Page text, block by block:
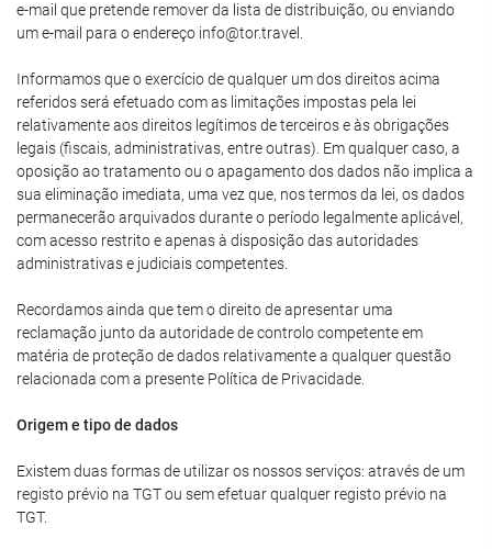
e-mail que pretende remover da lista de distribuição, ou enviando
um e-mail para o endereço info@tor.travel.
Informamos que o exercício de qualquer um dos direitos acima
referidos será efetuado com as limitações impostas pela lei
relativamente aos direitos legítimos de terceiros e às obrigações
legais (fiscais, administrativas, entre outras). Em qualquer caso, a
oposição ao tratamento ou o apagamento dos dados não implica a
sua eliminação imediata, uma vez que, nos termos da lei, os dados
permanecerão arquivados durante o período legalmente aplicável,
com acesso restrito e apenas à disposição das autoridades
administrativas e judiciais competentes.
Recordamos ainda que tem o direito de apresentar uma
reclamação junto da autoridade de controlo competente em
matéria de proteção de dados relativamente a qualquer questão
relacionada com a presente Política de Privacidade.
Origem e tipo de dados
Existem duas formas de utilizar os nossos serviços: através de um
registo prévio na TGT ou sem efetuar qualquer registo prévio na
TGT.